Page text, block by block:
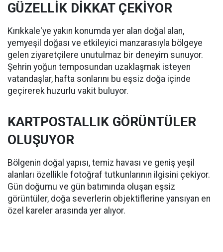
GÜZELLİK DİKKAT ÇEKİYOR
Kırıkkale'ye yakın konumda yer alan doğal alan,
yemyeşil doğası ve etkileyici manzarasıyla bölgeye
gelen ziyaretçilere unutulmaz bir deneyim sunuyor.
Şehrin yoğun temposundan uzaklaşmak isteyen
vatandaşlar, hafta sonlarını bu eşsiz doğa içinde
geçirerek huzurlu vakit buluyor.
KARTPOSTALLIK GÖRÜNTÜLER
OLUŞUYOR
Bölgenin doğal yapısı, temiz havası ve geniş yeşil
alanları özellikle fotoğraf tutkunlarının ilgisini çekiyor.
Gün doğumu ve gün batımında oluşan eşsiz
görüntüler, doğa severlerin objektiflerine yansıyan en
özel kareler arasında yer alıyor.